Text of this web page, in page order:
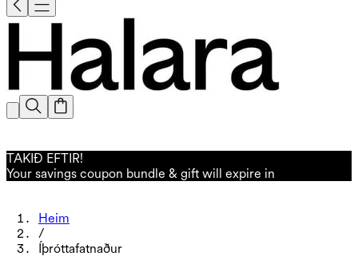
TAKIÐ EFTIR!
Your savings coupon bundle & gift will expire in
Heim
/
Íþróttafatnaður